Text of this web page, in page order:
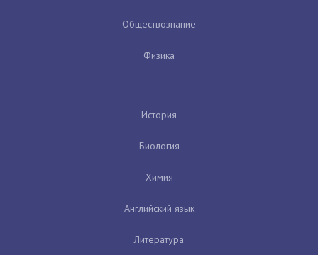
Обществознание
Физика
История
Биология
Химия
Английский язык
Литература